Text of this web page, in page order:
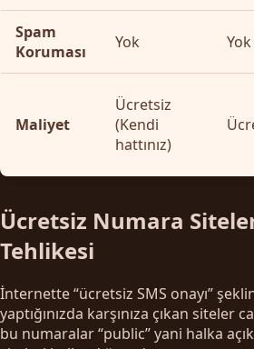
Spam
Koruması
Yok Yok
Maliyet
Ücretsiz
(Kendi
hattınız)
Ücretsiz Numara
Tehlikesi
İnternette “ücretsiz SMS onayı”
yaptığınızda karşınıza çıkan siteler
bu numaralar “public” yani halka